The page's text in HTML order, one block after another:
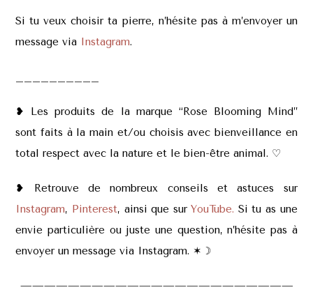
Si tu veux choisir ta pierre, n’hésite pas à m’envoyer un
message via Instagram.
❥ Les produits de la marque “Rose Blooming Mind”
sont faits à la main et/ou choisis avec bienveillance en
total respect avec la nature et le bien-être animal. ♡
❥ Retrouve de nombreux conseils et astuces sur
Instagram, Pinterest, ainsi que surYouTube. Si tu as une
envie particulière ou juste une question, n’hésite pas à
envoyer un message via Instagram. ✶ ☽
———————————————————————